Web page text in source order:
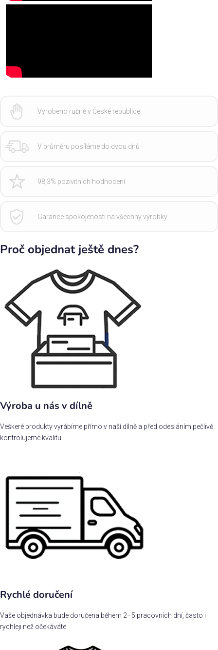
Vyrobeno ručně v České republice
V průměru posíláme do dvou dnů
98,3% pozivitních hodnocení
Garance spokojenosti na všechny výrobky
Proč objednat ještě dnes?
Výroba u nás v dílně
Veškeré produkty vyrábíme přímo v naší dílně a před odesláním pečlivě
kontrolujeme kvalitu.
Rychlé doručení
Vaše objednávka bude doručena během 2–5 pracovních dní, často i
rychleji než očekáváte.